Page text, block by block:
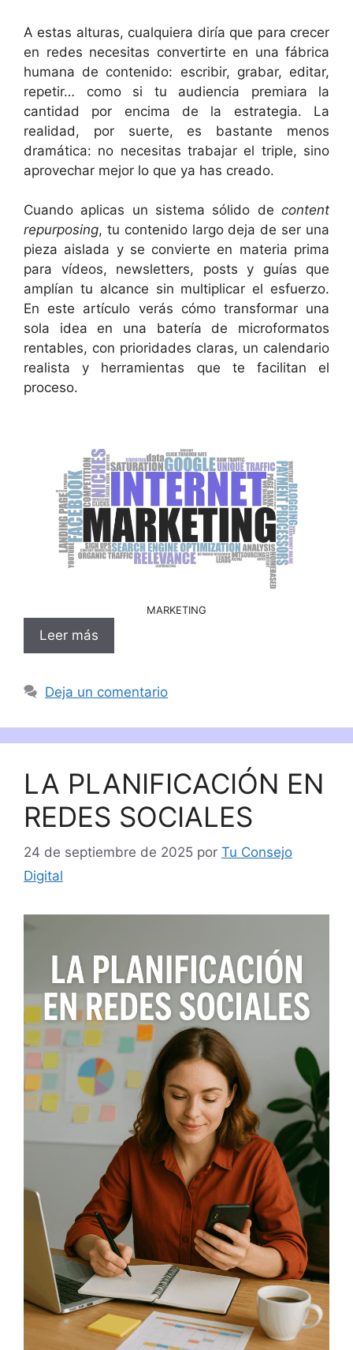
A estas alturas, cualquiera diría que para crecer
en redes necesitas convertirte en una fábrica
humana de contenido: escribir, grabar, editar,
repetir… como si tu audiencia premiara la
cantidad por encima de la estrategia. La
realidad, por suerte, es bastante menos
dramática: no necesitas trabajar el triple, sino
aprovechar mejor lo que ya has creado.
Cuando aplicas un sistema sólido de content
repurposing, tu contenido largo deja de ser una
pieza aislada y se convierte en materia prima
para vídeos, newsletters, posts y guías que
amplían tu alcance sin multiplicar el esfuerzo.
En este artículo verás cómo transformar una
sola idea en una batería de microformatos
rentables, con prioridades claras, un calendario
realista y herramientas que te facilitan el
proceso.
MARKETING
Leer más
Deja un comentario
LA PLANIFICACIÓN EN
REDES SOCIALES
24 de septiembre de 2025 por Tu Consejo
Digital